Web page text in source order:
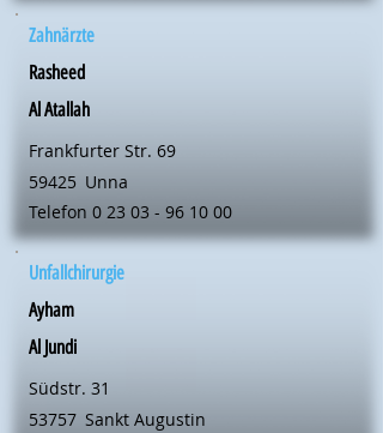
Zahnärzte
Rasheed
Al Atallah
Frankfurter Str. 69
59425 Unna
Telefon 0 23 03 - 96 10 00
Unfallchirurgie
Ayham
Al Jundi
Südstr. 31
53757 Sankt Augustin